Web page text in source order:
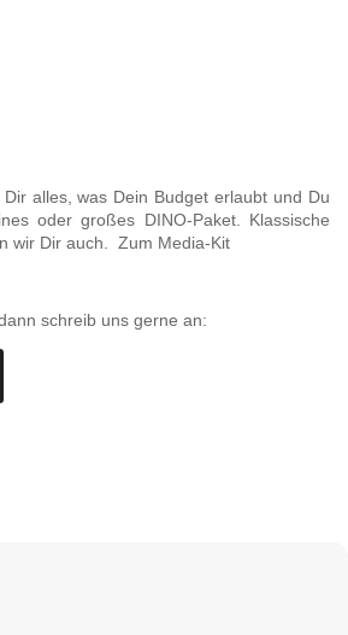
alles, was Dein Budget erlaubt und Du
oder großes DINO-Paket. Klassische
wir Dir auch.
Zum Media-Kit
schreib uns gerne an: